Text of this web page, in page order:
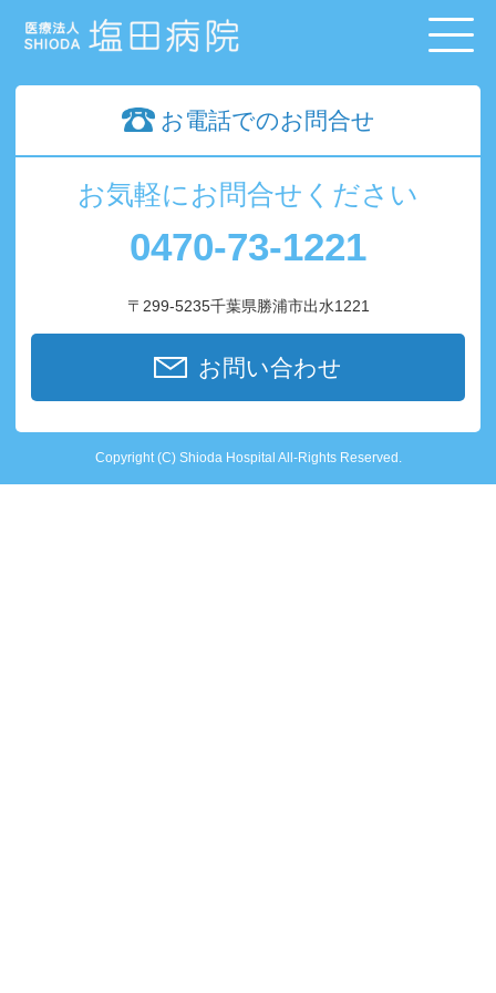
お電話でのお問合せ
お気軽にお問合せください
0470-73-1221
〒299-5235千葉県勝浦市出水1221
お問い合わせ
Copyright (C) Shioda Hospital All-Rights Reserved.